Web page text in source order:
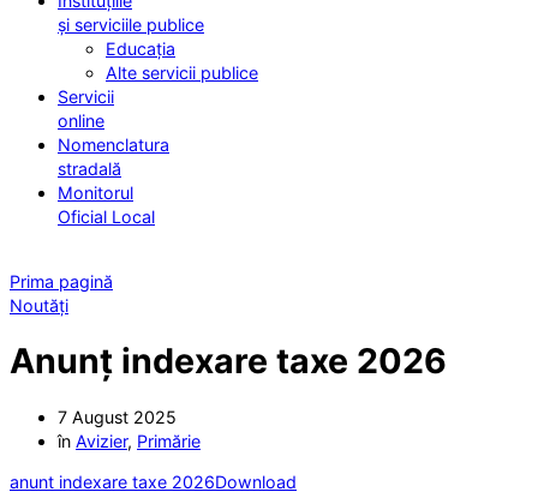
și serviciile publice
Educația
Alte servicii publice
Servicii
online
Nomenclatura
stradală
Monitorul
Oficial Local
Prima pagină
Noutăți
Anunț indexare taxe 2026
7 August 2025
în Avizier, Primărie
anunt indexare taxe 2026Download